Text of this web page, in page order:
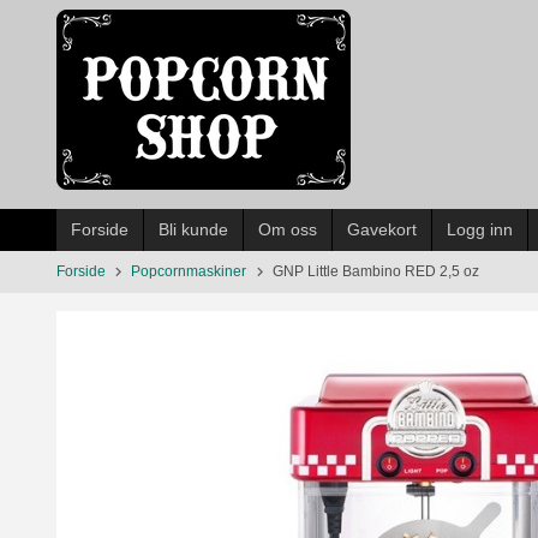
Forside Bli kunde Om oss Gavekort Logg inn
Forside Popcornmaskiner GNP Little Bambino RED 2,5 oz